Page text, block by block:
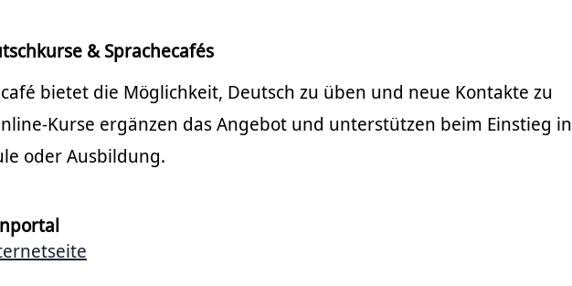
& Sprachecafés
bietet die Möglichkeit, Deutsch zu üben und neue Kontakte zu
Kurse ergänzen das Angebot und unterstützen beim Einstieg in
oder Ausbildung.